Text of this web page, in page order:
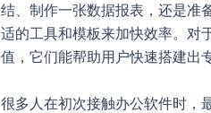
结、制作一张数据报表，还是准
适的工具和模板来加快效率。对
值，它们能帮助用户快速搭建出
很多人在初次接触办公软件时，